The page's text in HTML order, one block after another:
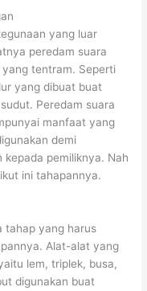
yang luar
peredam suara
tentram. Seperti
yang dibuat buat
Peredam suara
manfaat yang
demi
pemiliknya. Nah
ini tahapannya.
tahap yang harus
Alat-alat yang
lem, triplek, busa,
digunakan buat